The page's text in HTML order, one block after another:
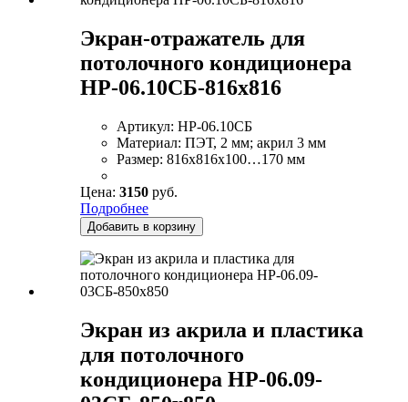
Экран-отражатель для
потолочного кондиционера
НР-06.10СБ-816х816
Артикул: НР-06.10СБ
Материал: ПЭТ, 2 мм; акрил 3 мм
Размер: 816х816х100…170 мм
Цена: 3150 руб.
Подробнее
Добавить в корзину
Экран из акрила и пластика
для потолочного
кондиционера НР-06.09-